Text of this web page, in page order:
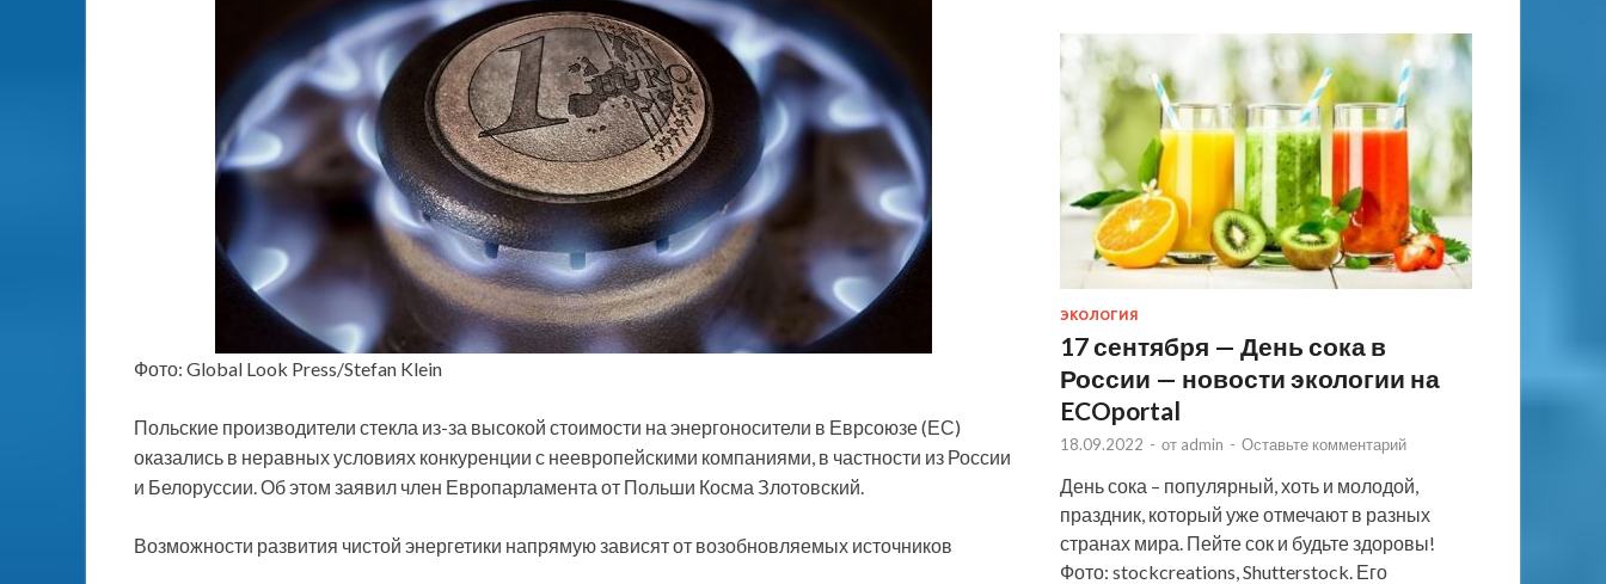
Фото: Global Look Press/Stefan Klein
Польские производители стекла из-за высокой стоимости на энергоносители в Еврсоюзе (ЕС)
оказались в неравных условиях конкуренции с неевропейскими компаниями, в частности из России
и Белоруссии. Об этом заявил член Европарламента от Польши Косма Злотовский.
Возможности развития чистой энергетики напрямую зависят от возобновляемых источников
ЭКОЛОГИЯ
17 сентября — День сока в
России — новости экологии на
ECOportal
18.09.2022 - от admin - Оставьте комментарий
День сока – популярный, хоть и молодой,
праздник, который уже отмечают в разных
странах мира. Пейте сок и будьте здоровы!
Фото: stockcreations, Shutterstock. Его